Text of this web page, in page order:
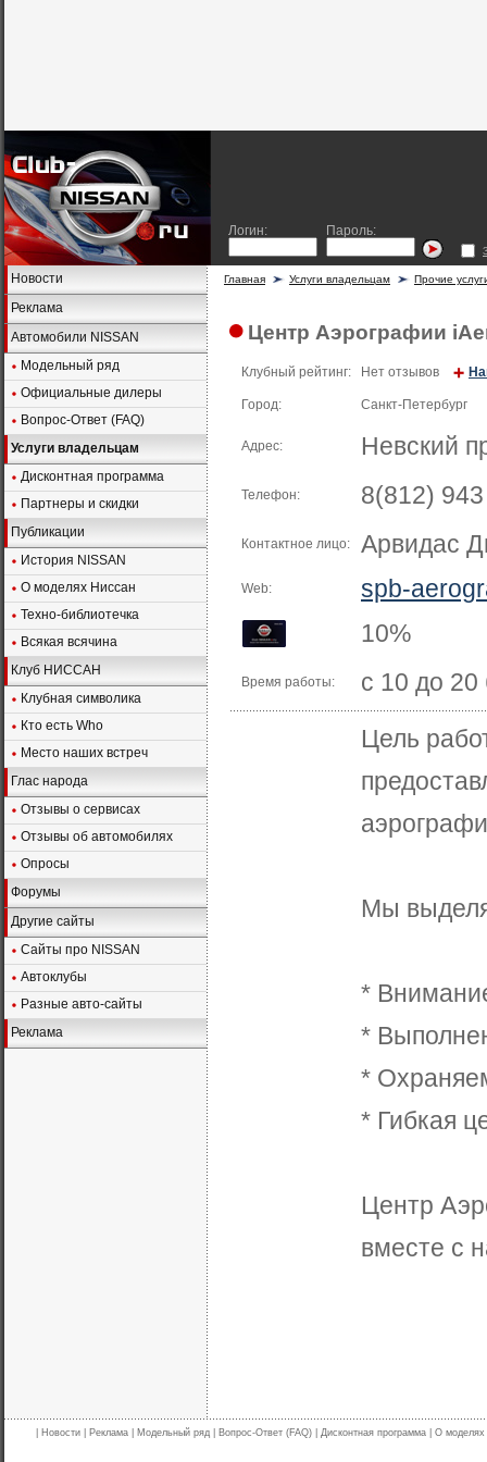
Логин: Пароль:
Новости
Реклама
Автомобили NISSAN
Модельный ряд
Официальные дилеры
Вопрос-Ответ (FAQ)
Услуги владельцам
Дисконтная программа
Партнеры и скидки
Публикации
История NISSAN
О моделях Ниссан
Техно-библиотечка
Всякая всячина
Клуб НИССАН
Клубная символика
Кто есть Who
Место наших встреч
Глас народа
Отзывы о сервисах
Отзывы об автомобилях
Опросы
Форумы
Другие сайты
Сайты про NISSAN
Автоклубы
Разные авто-сайты
Реклама
Главная Услуги владельцам Прочие
Центр Аэрографии
Клубный рейтинг: Нет отзывов
Город: Санкт-Петербург
Адрес: Невский
Телефон: 8(812)
Контактное лицо: Арвидас
Web:
spb-
10%
Время работы:
с 10 до
Цель
Мы
*
*
*
* Гибкая
Центр
вместе с
Новости Реклама Модельный ряд Вопрос-Ответ (FAQ) Дисконтная программа О моделях